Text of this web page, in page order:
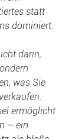
statt
dominiert.
darin,
was Sie
ermöglicht
– ein